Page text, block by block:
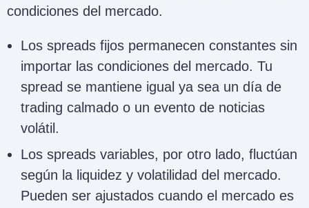
condiciones del mercado.
Los spreads fijos permanecen constantes sin
importar las condiciones del mercado. Tu
spread se mantiene igual ya sea un día de
trading calmado o un evento de noticias
volátil.
Los spreads variables, por otro lado, fluctúan
según la liquidez y volatilidad del mercado.
Pueden ser ajustados cuando el mercado es